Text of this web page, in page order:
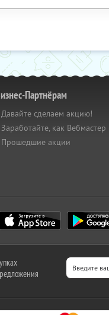
Партнёрам
Давайте сделаем акцию!
Заработайте, как Вебмастер
Прошедшие акции